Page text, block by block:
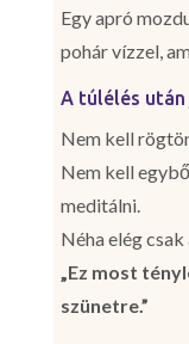
Egy apró
pohár vízzel,
A túlélés után
Nem kell
Nem kell
meditálni.
Néha elég
„Ez most
szünetre.”